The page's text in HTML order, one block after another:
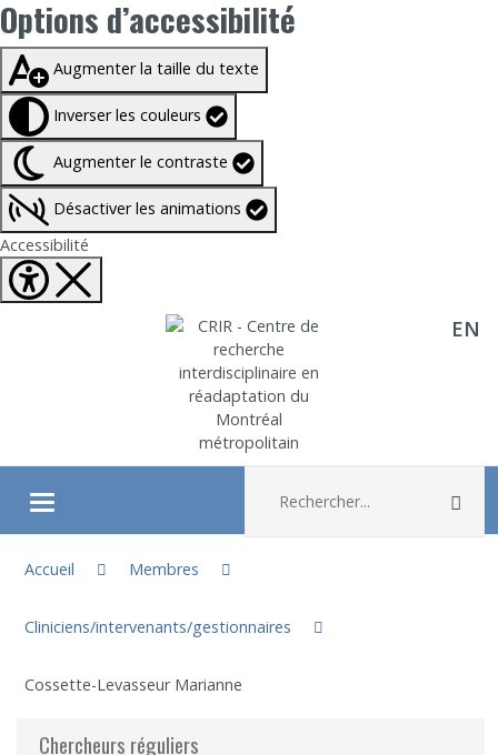
Options d’accessibilité
Taille du texte à100%
Augmenter la taille du texte
Inverser les couleurs
Augmenter le contraste
Désactiver les animations
Accessibilité
Aller directement au contenu EN
Ouvrir/fermer le menu
À propos
Recherche
Membres
Accueil
Membres
Cliniciens/intervenants/gestionnaires
Cossette-Levasseur Marianne
Chercheurs réguliers